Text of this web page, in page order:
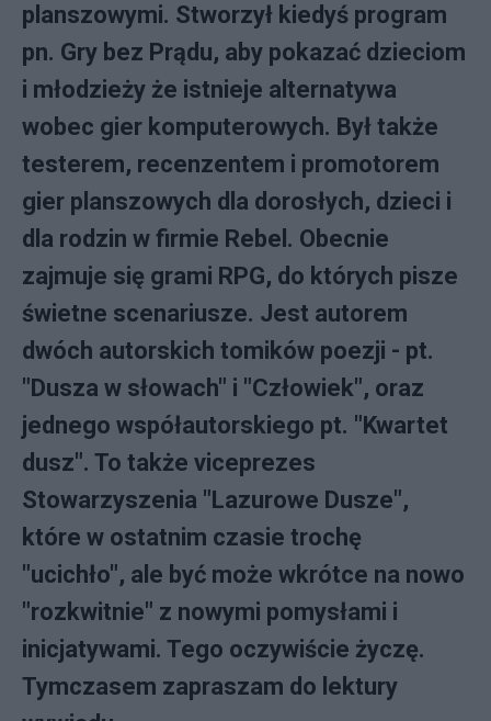
planszowymi. Stworzył kiedyś program
pn. Gry bez Prądu, aby pokazać dzieciom
i młodzieży że istnieje alternatywa
wobec gier komputerowych. Był także
testerem, recenzentem i promotorem
gier planszowych dla dorosłych, dzieci i
dla rodzin w firmie Rebel. Obecnie
zajmuje się grami RPG, do których pisze
świetne scenariusze. Jest autorem
dwóch autorskich tomików poezji - pt.
"Dusza w słowach" i "Człowiek", oraz
jednego współautorskiego pt. "Kwartet
dusz". To także viceprezes
Stowarzyszenia "Lazurowe Dusze",
które w ostatnim czasie trochę
"ucichło", ale być może wkrótce na nowo
"rozkwitnie" z nowymi pomysłami i
inicjatywami. Tego oczywiście życzę.
Tymczasem zapraszam do lektury